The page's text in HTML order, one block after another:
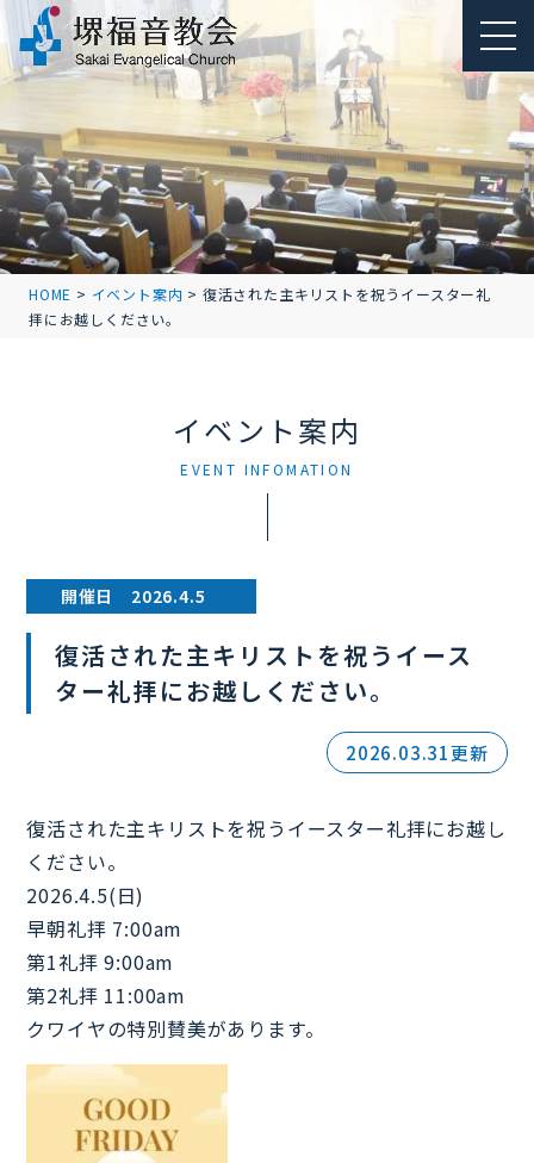
HOME > イベント案内 > 復活された主キリストを祝うイースター礼
拝にお越しください。
イベント案内
EVENT INFOMATION
開催日 2026.4.5
復活された主キリストを祝うイース
ター礼拝にお越しください。
2026.03.31更新
復活された主キリストを祝うイースター礼拝にお越し
ください。
2026.4.5(日)
早朝礼拝 7:00am
第1礼拝 9:00am
第2礼拝 11:00am
クワイヤの特別賛美があります。